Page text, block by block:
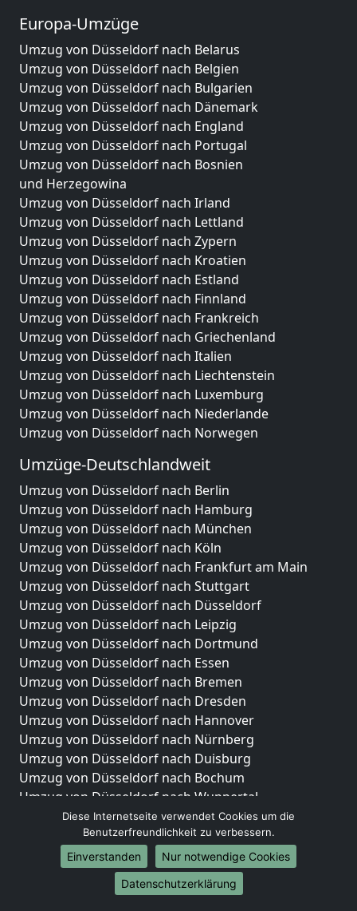
Europa-Umzüge
Umzug von Düsseldorf nach Belarus
Umzug von Düsseldorf nach Belgien
Umzug von Düsseldorf nach Bulgarien
Umzug von Düsseldorf nach Dänemark
Umzug von Düsseldorf nach England
Umzug von Düsseldorf nach Portugal
Umzug von Düsseldorf nach Bosnien
und Herzegowina
Umzug von Düsseldorf nach Irland
Umzug von Düsseldorf nach Lettland
Umzug von Düsseldorf nach Zypern
Umzug von Düsseldorf nach Kroatien
Umzug von Düsseldorf nach Estland
Umzug von Düsseldorf nach Finnland
Umzug von Düsseldorf nach Frankreich
Umzug von Düsseldorf nach Griechenland
Umzug von Düsseldorf nach Italien
Umzug von Düsseldorf nach Liechtenstein
Umzug von Düsseldorf nach Luxemburg
Umzug von Düsseldorf nach Niederlande
Umzug von Düsseldorf nach Norwegen
Umzüge-Deutschlandweit
Umzug von Düsseldorf nach Berlin
Umzug von Düsseldorf nach Hamburg
Umzug von Düsseldorf nach München
Umzug von Düsseldorf nach Köln
Umzug von Düsseldorf nach Frankfurt am Main
Umzug von Düsseldorf nach Stuttgart
Umzug von Düsseldorf nach Düsseldorf
Umzug von Düsseldorf nach Leipzig
Umzug von Düsseldorf nach Dortmund
Umzug von Düsseldorf nach Essen
Umzug von Düsseldorf nach Bremen
Umzug von Düsseldorf nach Dresden
Umzug von Düsseldorf nach Hannover
Umzug von Düsseldorf nach Nürnberg
Umzug von Düsseldorf nach Duisburg
Umzug von Düsseldorf nach Bochum
Umzug von Düsseldorf nach Wuppertal
Umzug von Düsseldorf nach Bielefeld
Umzug von Düsseldorf nach Bonn
Umzug von Düsseldorf nach Münster
Internationale-Umzüge
Diese Internetseite verwendet Cookies um die
Benutzerfreundlichkeit zu verbessern.
Einverstanden
Nur notwendige Cookies
Datenschutzerklärung